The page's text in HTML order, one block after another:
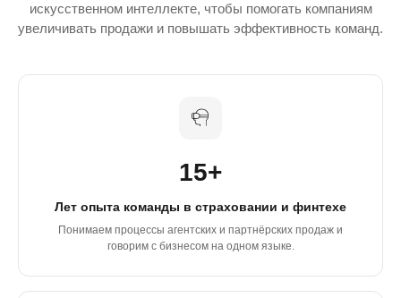
искусственном интеллекте, чтобы помогать компаниям
увеличивать продажи и повышать эффективность команд.
15+
Лет опыта команды в страховании и финтехе
Понимаем процессы агентских и партнёрских продаж и
говорим с бизнесом на одном языке.